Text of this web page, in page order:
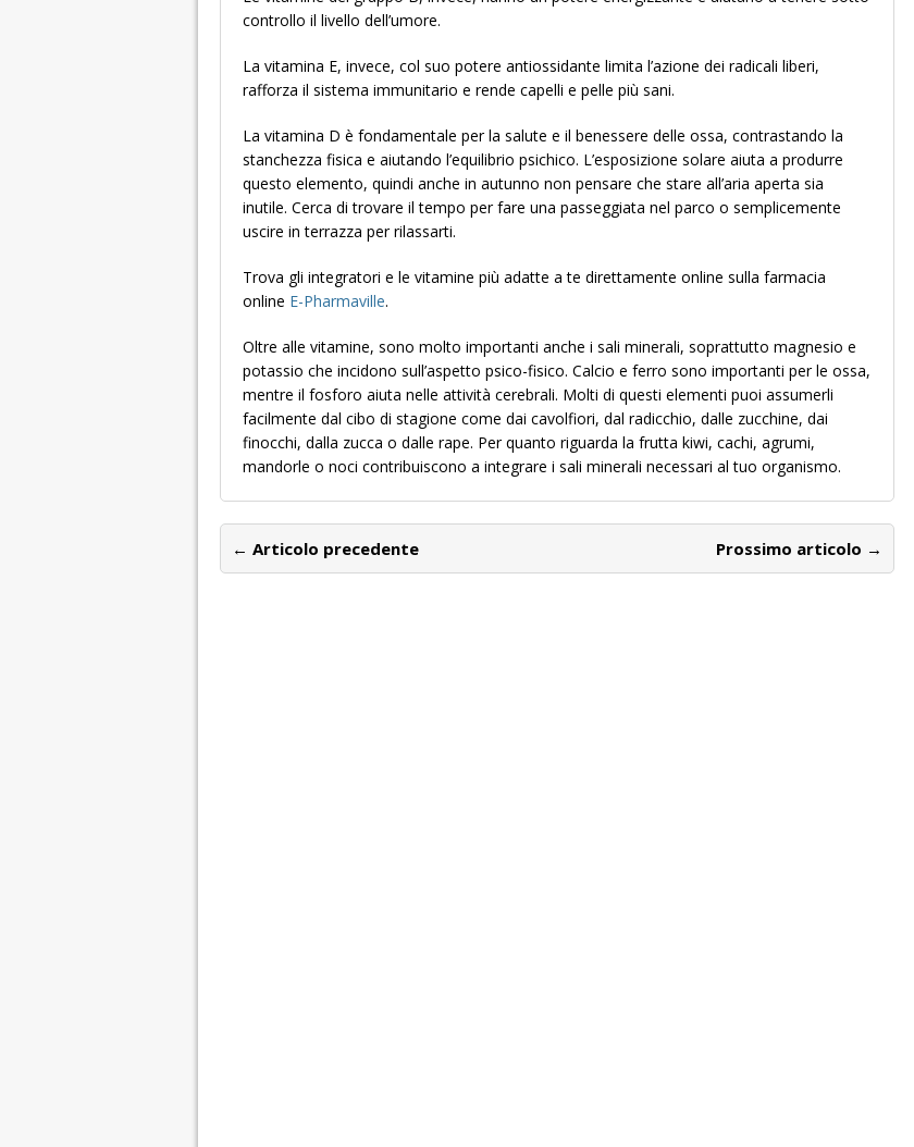
controllo il livello dell’umore.
La vitamina E, invece, col suo potere antiossidante limita l’azione dei radicali liberi,
rafforza il sistema immunitario e rende capelli e pelle più sani.
La vitamina D è fondamentale per la salute e il benessere delle ossa, contrastando la
stanchezza fisica e aiutando l’equilibrio psichico. L’esposizione solare aiuta a produrre
questo elemento, quindi anche in autunno non pensare che stare all’aria aperta sia
inutile. Cerca di trovare il tempo per fare una passeggiata nel parco o semplicemente
uscire in terrazza per rilassarti.
Trova gli integratori e le vitamine più adatte a te direttamente online sulla farmacia
online E-Pharmaville.
Oltre alle vitamine, sono molto importanti anche i sali minerali, soprattutto magnesio e
potassio che incidono sull’aspetto psico-fisico. Calcio e ferro sono importanti per le ossa,
mentre il fosforo aiuta nelle attività cerebrali. Molti di questi elementi puoi assumerli
facilmente dal cibo di stagione come dai cavolfiori, dal radicchio, dalle zucchine, dai
finocchi, dalla zucca o dalle rape. Per quanto riguarda la frutta kiwi, cachi, agrumi,
mandorle o noci contribuiscono a integrare i sali minerali necessari al tuo organismo.
← Articolo precedente Prossimo articolo →